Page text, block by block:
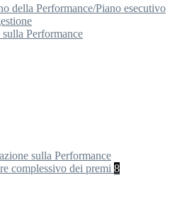
della Performance/Piano esecutivo
Performance
sulla Performance
complessivo dei premi 8